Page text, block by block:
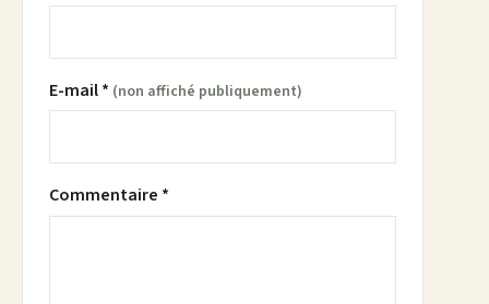
E-mail * (non affiché publiquement)
Commentaire *